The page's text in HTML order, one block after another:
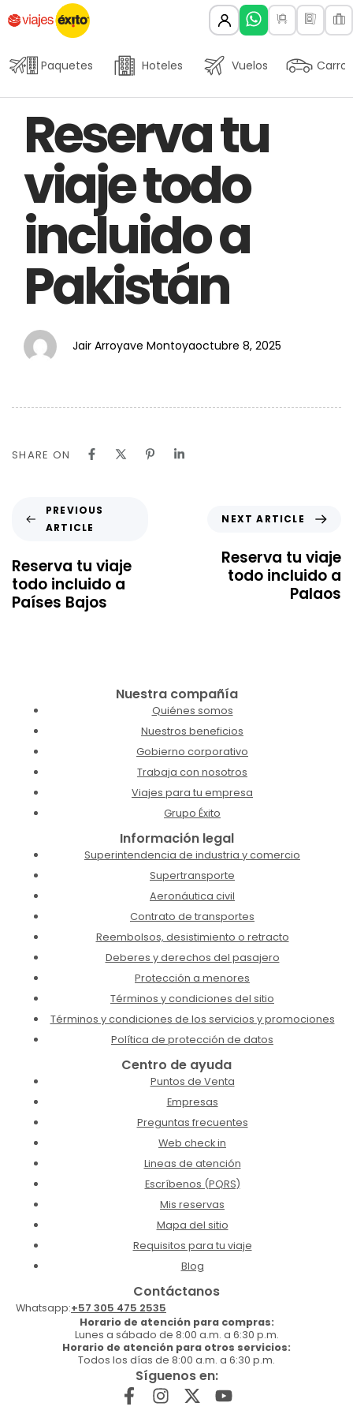
Paquetes Hoteles Vuelos Carros
IN:
Reserva tu
viaje todo
incluido a
Pakistán
Jair Arroyave Montoya
on:
octubre 8, 2025
SHARE ON
PREVIOUS
ARTICLE
Reserva tu viaje
todo incluido a
Países Bajos
NEXT ARTICLE
Reserva tu viaje
todo incluido a
Palaos
Nuestra compañía
Quiénes somos
Nuestros beneficios
Gobierno corporativo
Trabaja con nosotros
Viajes para tu empresa
Grupo Éxito
Información legal
Superintendencia de industria y comercio
Supertransporte
Aeronáutica civil
Contrato de transportes
Reembolsos, desistimiento o retracto
Deberes y derechos del pasajero
Protección a menores
Términos y condiciones del sitio
Términos y condiciones de los servicios y promociones
Política de protección de datos
Centro de ayuda
Puntos de Venta
Empresas
Preguntas frecuentes
Web check in
Lineas de atención
Escríbenos (PQRS)
Mis reservas
Mapa del sitio
Requisitos para tu viaje
Blog
Contáctanos
Whatsapp:+57 305 475 2535
Horario de atención para compras:
Lunes a sábado de 8:00 a.m. a 6:30 p.m.
Horario de atención para otros servicios:
Todos los días de 8:00 a.m. a 6:30 p.m.
Síguenos en: